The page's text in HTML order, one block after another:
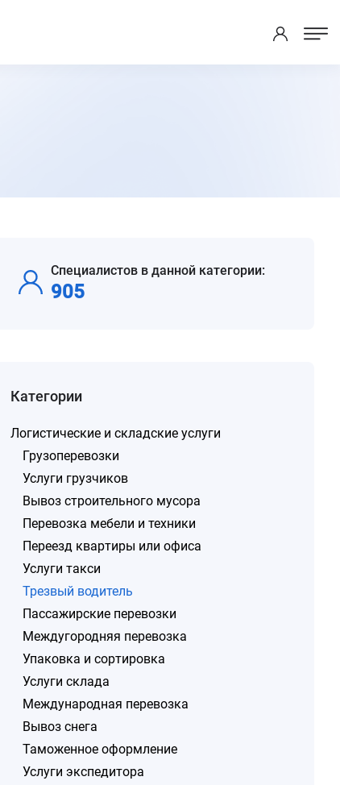
Специалистов в данной категории:
905
Категории
Логистические и складские услуги
Грузоперевозки
Услуги грузчиков
Вывоз строительного мусора
Перевозка мебели и техники
Переезд квартиры или офиса
Услуги такси
Трезвый водитель
Пассажирские перевозки
Междугородняя перевозка
Упаковка и сортировка
Услуги склада
Международная перевозка
Вывоз снега
Таможенное оформление
Услуги экспедитора